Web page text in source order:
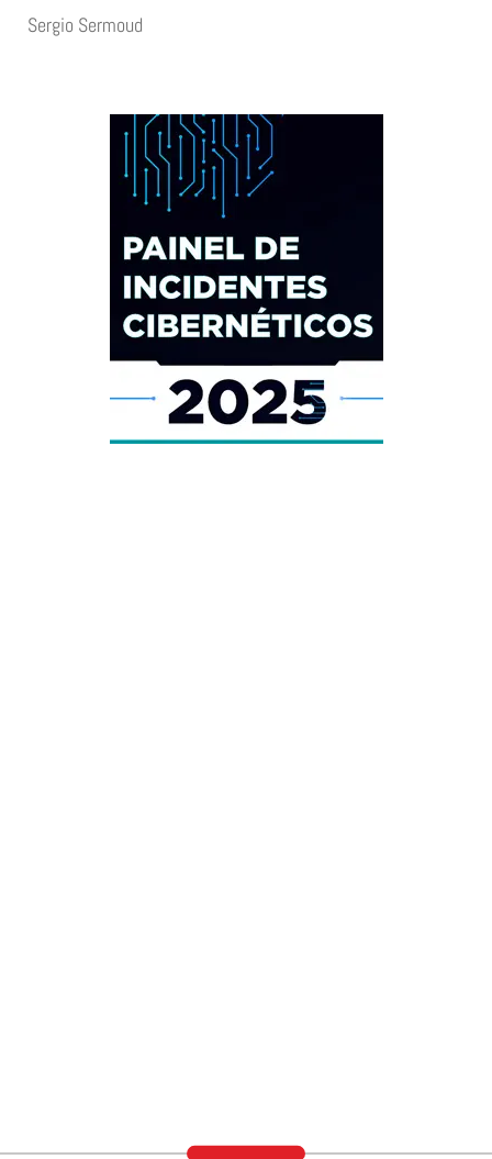
Sergio Sermoud